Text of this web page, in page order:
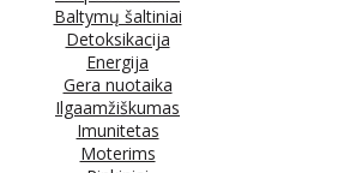
Baltymų šaltiniai
Detoksikacija
Energija
Gera nuotaika
Ilgaamžiškumas
Imunitetas
Moterims